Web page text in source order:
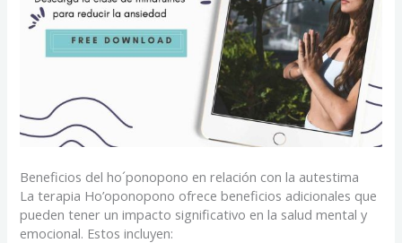
Beneficios del ho´ponopono en relación con la autestima
La terapia Ho’oponopono ofrece beneficios adicionales que
pueden tener un impacto significativo en la salud mental y
emocional. Estos incluyen: